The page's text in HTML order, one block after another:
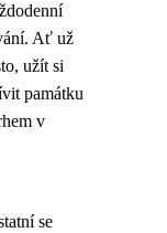
Ať už
užít si
památku
v
se